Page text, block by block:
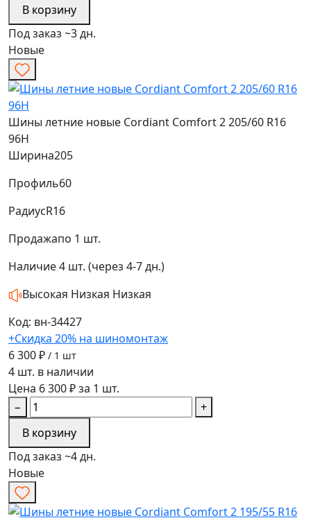
В корзину
Под заказ ~3 дн.
Новые
Шины летние новые Cordiant Comfort 2 205/60 R16
96H
Ширина205
Профиль60
РадиусR16
Продажапо 1 шт.
Наличие4 шт. (через 4-7 дн.)
Высокая Низкая Низкая
Код: вн-34427
+Скидка 20% на шиномонтаж
6 300 ₽ / 1 шт
4 шт. в наличии
Цена 6 300 ₽ за 1 шт.
−
+
В корзину
Под заказ ~4 дн.
Новые